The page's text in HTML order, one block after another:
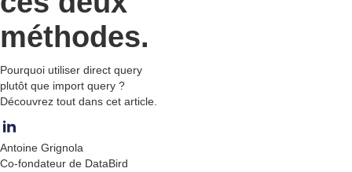
méthodes.
Pourquoi utiliser direct query
plutôt que import query ?
Découvrez tout dans cet article.
Antoine Grignola
Co-fondateur de DataBird